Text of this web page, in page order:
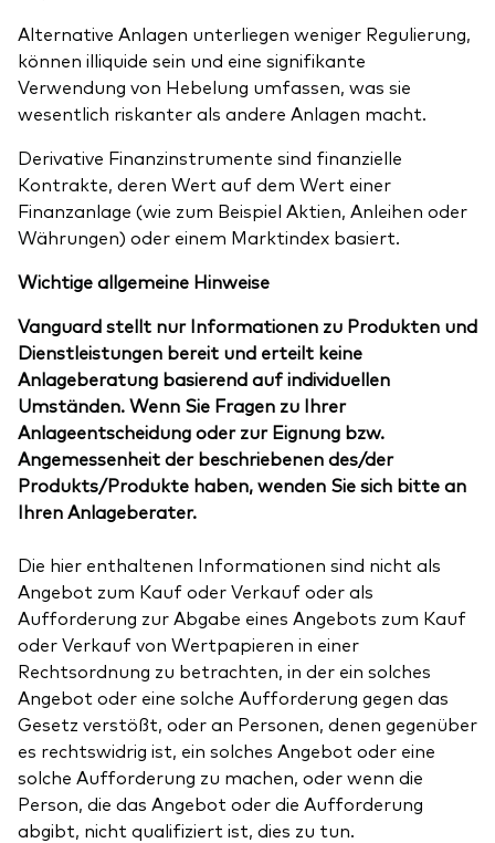
Alternative Anlagen unterliegen weniger Regulierung,
können illiquide sein und eine signifikante
Verwendung von Hebelung umfassen, was sie
wesentlich riskanter als andere Anlagen macht.
Derivative Finanzinstrumente sind finanzielle
Kontrakte, deren Wert auf dem Wert einer
Finanzanlage (wie zum Beispiel Aktien, Anleihen oder
Währungen) oder einem Marktindex basiert.
Wichtige allgemeine Hinweise
Vanguard stellt nur Informationen zu Produkten und
Dienstleistungen bereit und erteilt keine
Anlageberatung basierend auf individuellen
Umständen. Wenn Sie Fragen zu Ihrer
Anlageentscheidung oder zur Eignung bzw.
Angemessenheit der beschriebenen des/der
Produkts/Produkte haben, wenden Sie sich bitte an
Ihren Anlageberater.
Die hier enthaltenen Informationen sind nicht als
Angebot zum Kauf oder Verkauf oder als
Aufforderung zur Abgabe eines Angebots zum Kauf
oder Verkauf von Wertpapieren in einer
Rechtsordnung zu betrachten, in der ein solches
Angebot oder eine solche Aufforderung gegen das
Gesetz verstößt, oder an Personen, denen gegenüber
es rechtswidrig ist, ein solches Angebot oder eine
solche Aufforderung zu machen, oder wenn die
Person, die das Angebot oder die Aufforderung
abgibt, nicht qualifiziert ist, dies zu tun.